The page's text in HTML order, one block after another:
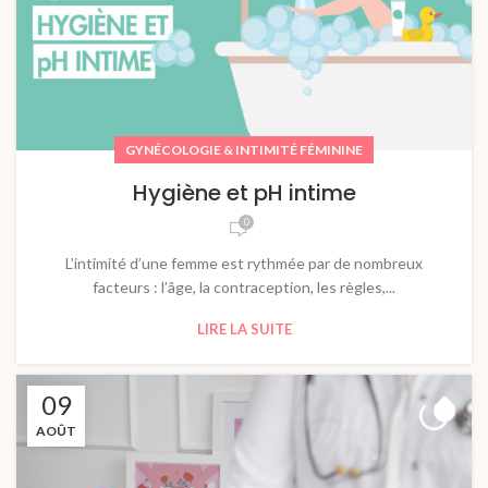
GYNÉCOLOGIE & INTIMITÉ FÉMININE
Hygiène et pH intime
0
L’intimité d’une femme est rythmée par de nombreux
facteurs : l’âge, la contraception, les règles,...
LIRE LA SUITE
09
AOÛT